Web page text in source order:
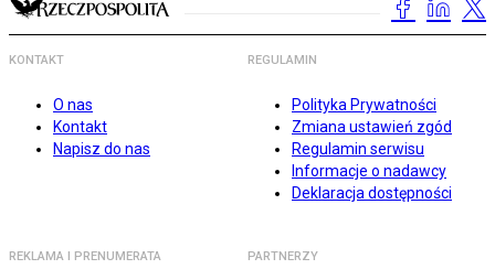
KONTAKT
O nas
Kontakt
Napisz do nas
REGULAMIN
Polityka Prywatności
Zmiana ustawień zgód
Regulamin serwisu
Informacje o nadawcy
Deklaracja dostępności
REKLAMA I PRENUMERATA PARTNERZY